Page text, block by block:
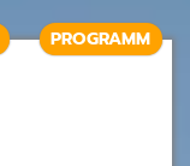
PROGRAMM